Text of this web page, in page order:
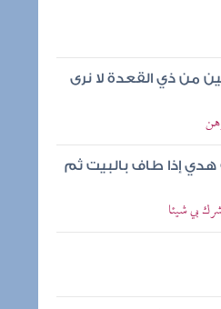
من ذي القعدة لا نرى
إذا طاف بالبيت ثم
بي شيئا